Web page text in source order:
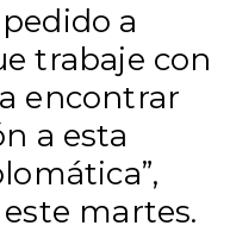
a
trabaje con
encontrar
a esta
martes.